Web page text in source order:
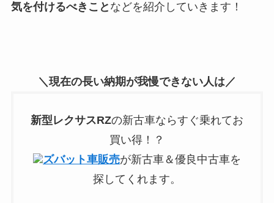
気を付けるべきこと などを紹介していきます！
＼現在の長い納期が我慢できない人は／
新型レクサスRZの新古車ならすぐ乗れてお
買い得！？
ズバット車販売が新古車＆優良中古車を
探してくれます。